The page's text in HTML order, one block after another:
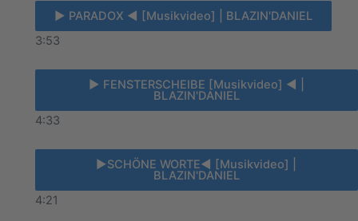
► PARADOX ◄ [Musikvideo] | BLAZIN'DANIEL
3:53
► FENSTERSCHEIBE [Musikvideo] ◄ |
BLAZIN'DANIEL
4:33
►SCHÖNE WORTE◄ [Musikvideo] |
BLAZIN'DANIEL
4:21